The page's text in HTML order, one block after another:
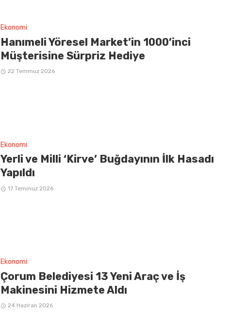
Ekonomi
Hanımeli Yöresel Market’in 1000’inci
Müşterisine Sürpriz Hediye
22 Temmuz 2026
Ekonomi
Yerli ve Milli ‘Kirve’ Buğdayının İlk Hasadı
Yapıldı
17 Temmuz 2026
Ekonomi
Çorum Belediyesi 13 Yeni Araç ve İş
Makinesini Hizmete Aldı
24 Haziran 2026